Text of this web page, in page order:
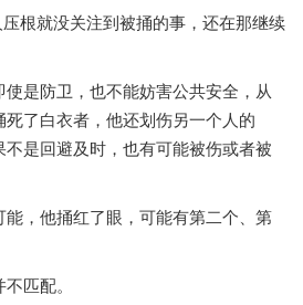
就没关注到被捅的事，还在那继续
是防卫，也不能妨害公共安全，从
了白衣者，他还划伤另一个人的
是回避及时，也有可能被伤或者被
，他捅红了眼，可能有第二个、第
匹配。